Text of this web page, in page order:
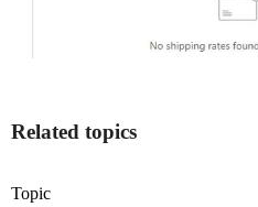
Related topics
Topic